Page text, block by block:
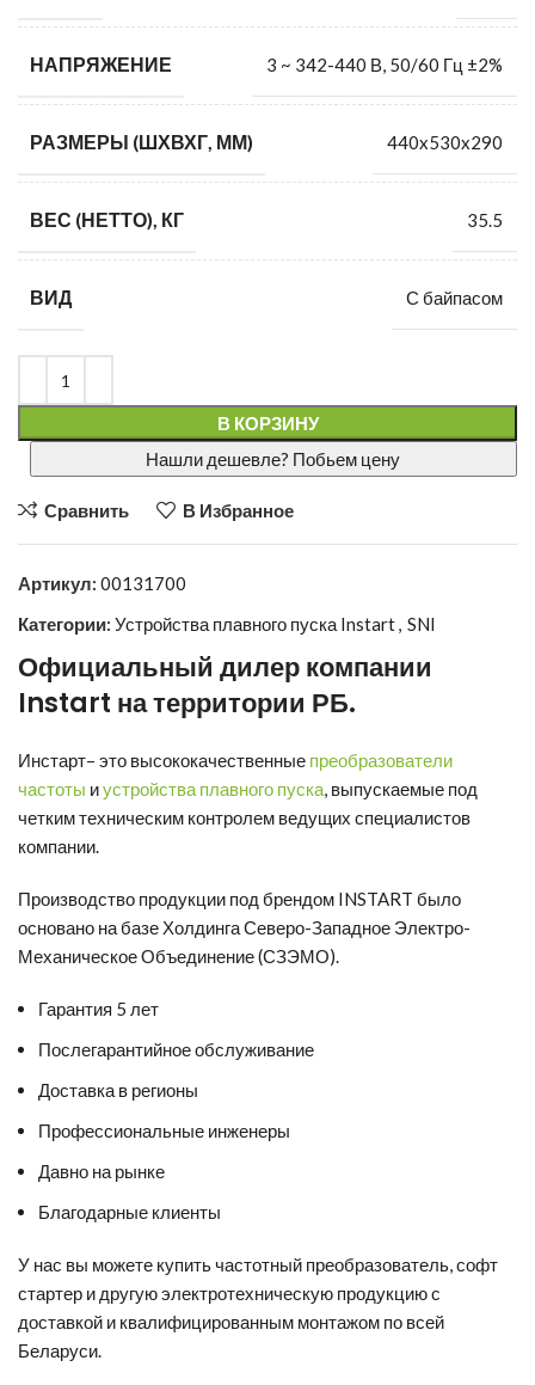
НАПРЯЖЕНИЕ 3 ~ 342-440 В, 50/60 Гц ±2%
РАЗМЕРЫ (ШХВХГ, ММ) 440x530x290
ВЕС (НЕТТО), КГ 35.5
ВИД С байпасом
В КОРЗИНУ
Нашли дешевле? Побьем цену
Сравнить В Избранное
Артикул: 00131700
Категории: Устройства плавного пуска Instart, SNI
Официальный дилер компании
Instart на территории РБ.
Инстарт– это высококачественные преобразователи
частоты иустройства плавного пуска, выпускаемые под
четким техническим контролем ведущих специалистов
компании.
Производство продукции под брендом INSTART было
основано на базе Холдинга Северо-Западное Электро-
Механическое Объединение (СЗЭМО).
Гарантия 5 лет
Послегарантийное обслуживание
Доставка в регионы
Профессиональные инженеры
Давно на рынке
Благодарные клиенты
У нас вы можете купить частотный преобразователь,софт
стартер и другую электротехническую продукцию с
доставкой и квалифицированным монтажом по всей
Беларуси.